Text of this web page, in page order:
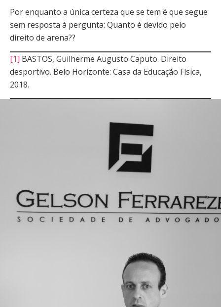
Por enquanto a única certeza que se tem é que segue
sem resposta à pergunta: Quanto é devido pelo
direito de arena??
[1] BASTOS, Guilherme Augusto Caputo. Direito
desportivo. Belo Horizonte: Casa da Educação Física,
2018.